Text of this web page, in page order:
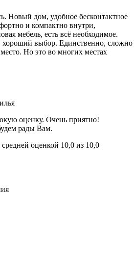
Новый дом, удобное бесконтактное
и компактно внутри,
мебель, есть всё необходимое.
выбор. Единственно, сложно
Но это во многих местах
оценку. Очень приятно!
рады Вам.
оценкой 10,0 из 10,0